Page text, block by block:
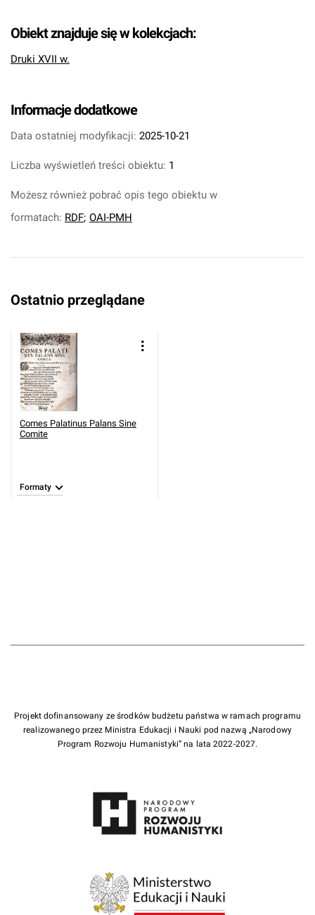
Obiekt znajduje się w kolekcjach:
Druki XVII w.
Informacje dodatkowe
Data ostatniej modyfikacji: 2025-10-21
Liczba wyświetleń treści obiektu: 1
Możesz również pobrać opis tego obiektu w
formatach: RDF; OAI-PMH
Ostatnio przeglądane
Comes Palatinus Palans Sine
Comite
Formaty
Projekt dofinansowany ze środków budżetu państwa w ramach programu
realizowanego przez Ministra Edukacji i Nauki pod nazwą „Narodowy
Program Rozwoju Humanistyki” na lata 2022-2027.